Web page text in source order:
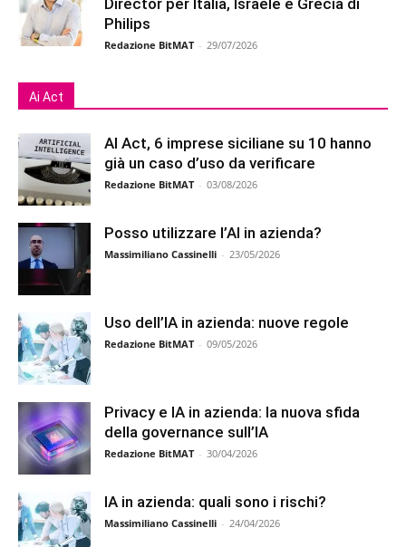
Director per Italia, Israele e Grecia di
Philips
Redazione BitMAT - 29/07/2026
Ai Act
AI Act, 6 imprese siciliane su 10 hanno
già un caso d’uso da verificare
Redazione BitMAT - 03/08/2026
Posso utilizzare l’AI in azienda?
Massimiliano Cassinelli - 23/05/2026
Uso dell’IA in azienda: nuove regole
Redazione BitMAT - 09/05/2026
Privacy e IA in azienda: la nuova sfida
della governance sull’IA
Redazione BitMAT - 30/04/2026
IA in azienda: quali sono i rischi?
Massimiliano Cassinelli - 24/04/2026